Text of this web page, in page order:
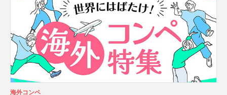
海外コンペ